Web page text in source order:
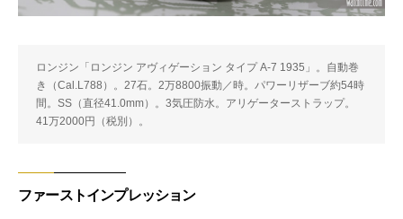
ロンジン「ロンジン アヴィゲーション タイプ A-7 1935」。自動巻
き（Cal.L788）。27石。2万8800振動／時。パワーリザーブ約54時
間。SS（直径41.0mm）。3気圧防水。アリゲーターストラップ。
41万2000円（税別）。
ファーストインプレッション